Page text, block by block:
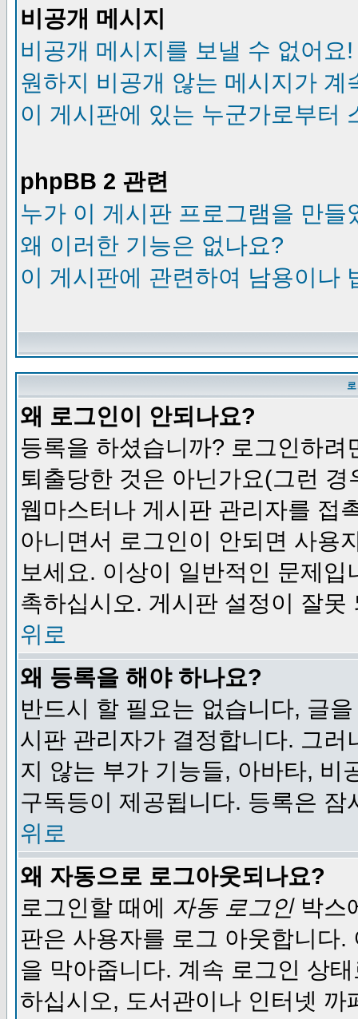
비공개 메시지
비공개 메시지를 보낼 수 없어요!
원하지 비공개 않는 메시지가 계
이 게시판에 있는 누군가로부터
phpBB 2 관련
누가 이 게시판 프로그램을 만들
왜 이러한 기능은 없나요?
이 게시판에 관련하여 남용이나
왜 로그인이 안되나요?
등록을 하셨습니까? 로그인하
퇴출당한 것은 아닌가요(그런
웹마스터나 게시판 관리자를 접
아니면서 로그인이 안되면 사용
보세요. 이상이 일반적인 문제
촉하십시오. 게시판 설정이 잘못
위로
왜 등록을 해야 하나요?
반드시 할 필요는 없습니다, 글
시판 관리자가 결정합니다. 그
지 않는 부가 기능들, 아바타, 비
구독등이 제공됩니다. 등록은
위로
왜 자동으로 로그아웃되나요?
로그인할 때에 자동 로그인박스
판은 사용자를 로그 아웃합니다
을 막아줍니다. 계속 로그인 상
하십시오, 도서관이나 인터넷